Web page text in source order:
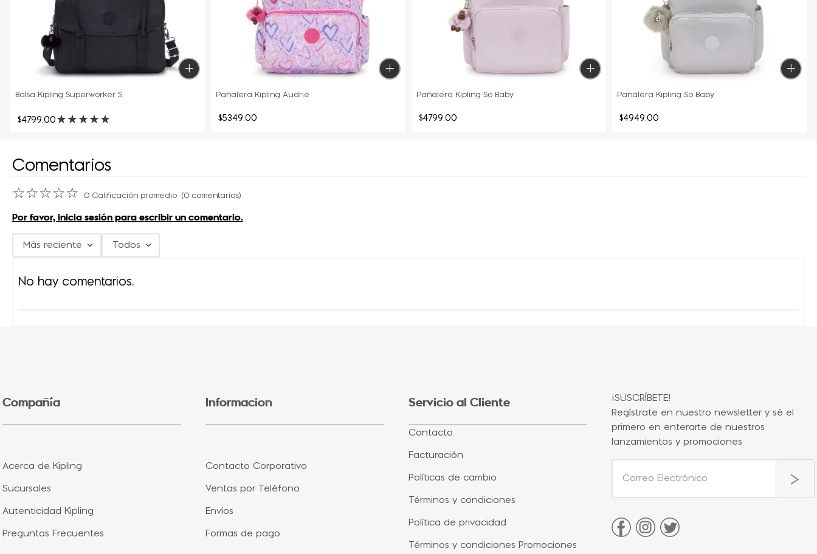
Bolsa Kipling Superworker S
$4799.00★★★★★
Pañalera Kipling Audrie
$5349.00
Pañalera Kipling So Baby
$4799.00
Pañalera Kipling So Baby
$4949.00
Comentarios
☆☆☆☆☆ 0 Calificación promedio (0 comentarios)
Por favor, inicia sesión para escribir un comentario.
Más reciente Todos
No hay comentarios.
Compañía
Acerca de Kipling
Sucursales
Autenticidad Kipling
Preguntas Frecuentes
Informacion
Contacto Corporativo
Ventas por Teléfono
Envíos
Formas de pago
Servicio al Cliente
Contacto
Facturación
Políticas de cambio
Términos y condiciones
Política de privacidad
Términos y condiciones Promociones
¡SUSCRÍBETE!
Regístrate en nuestro newsletter y sé el
primero en enterarte de nuestros
lanzamientos y promociones